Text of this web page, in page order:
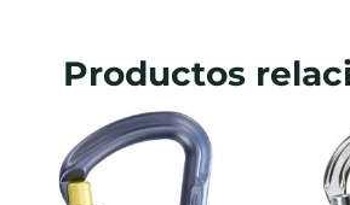
Productos